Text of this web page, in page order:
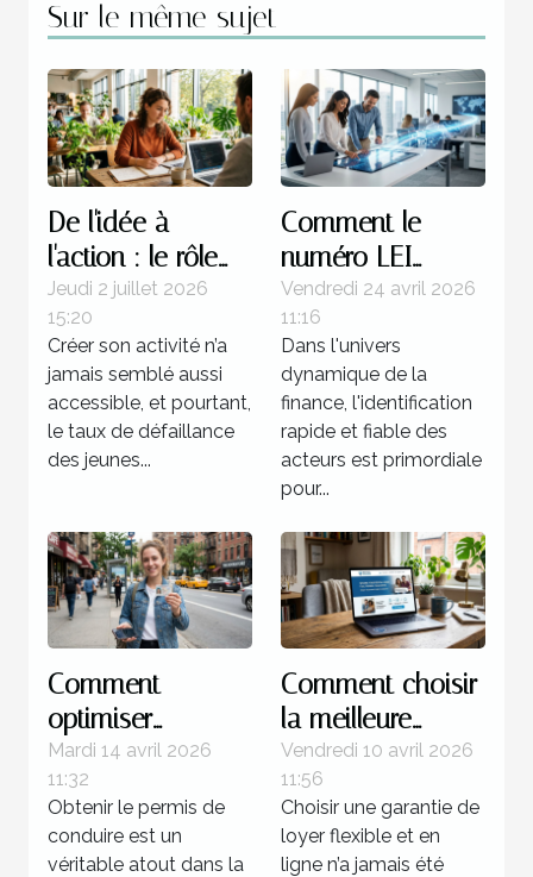
Sur le même sujet
De l'idée à
l'action : le rôle
des formations
certifiantes en
entrepreneuriat
Jeudi 2 juillet 2026
15:20
Créer son activité n’a
jamais semblé aussi
accessible, et pourtant,
le taux de défaillance
des jeunes...
Comment le
numéro LEI
accélère-t-il les
transactions
financières ?
Vendredi 24 avril 2026
11:16
Dans l'univers
dynamique de la
finance, l'identification
rapide et fiable des
acteurs est primordiale
pour...
Comment
optimiser
l'utilisation du
CPF pour le
financement de
votre permis ?
Mardi 14 avril 2026
11:32
Obtenir le permis de
conduire est un
véritable atout dans la
Comment choisir
la meilleure
garantie de loyer
flexible et en
ligne ?
Vendredi 10 avril 2026
11:56
Choisir une garantie de
loyer flexible et en
ligne n’a jamais été